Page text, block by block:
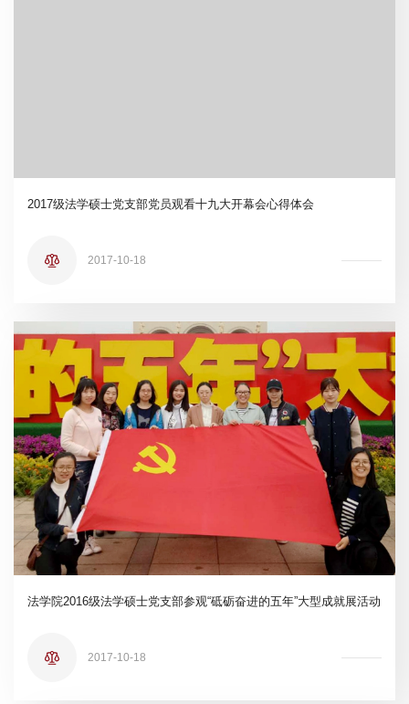
2017级法学硕士党支部党员观看十九大开幕会心得体会
2017-10-18
法学院2016级法学硕士党支部参观“砥砺奋进的五年”大型成就展活动
2017-10-18